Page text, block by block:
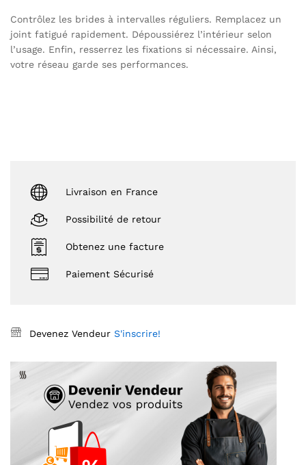
Contrôlez les brides à intervalles réguliers. Remplacez un
joint fatigué rapidement. Dépoussiérez l’intérieur selon
l’usage. Enfin, resserrez les fixations si nécessaire. Ainsi,
votre réseau garde ses performances.
Livraison en France
Possibilité de retour
Obtenez une facture
Paiement Sécurisé
Devenez Vendeur S'inscrire!